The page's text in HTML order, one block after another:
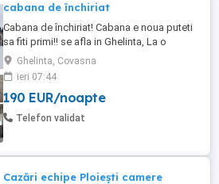
cabana de închiriat
Cabana de închiriat! Cabana e noua puteti
sa fiti primi!! se afla in Ghelinta, La o
distanta de 70 km de Brasov, judetul
Covasna Capacitate: 15 persoane Cabana
dispune de: - 4 camere - 2 bai - bucatarie
complet utilată - living + loc de luat masa -
wi-fi - foisor cu grătar - ceaun - ciubăr cu ...
Ghelinta, Covasna
ieri 07:44
190 EUR/noapte
Telefon validat
Cazări echipe Ploiești camere